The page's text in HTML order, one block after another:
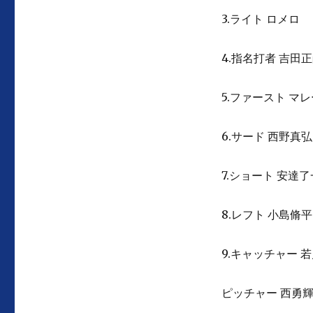
3.ライト ロメロ
4.指名打者 吉田
5.ファースト マレ
6.サード 西野真弘
7.ショート 安達了
8.レフト 小島脩平
9.キャッチャー
ピッチャー 西勇輝